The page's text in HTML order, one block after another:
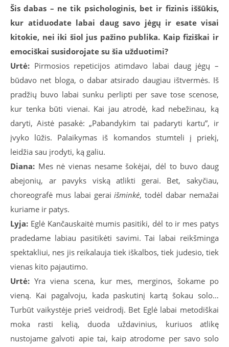
Šis dabas – ne tik psichologinis, bet ir fizinis iššūkis,
kur atiduodate labai daug savo jėgų ir esate visai
kitokie, nei iki šiol jus pažino publika. Kaip fiziškai ir
emociškai susidorojate su šia užduotimi?
Urtė: Pirmosios repeticijos atimdavo labai daug jėgų –
būdavo net bloga, o dabar atsirado daugiau ištvermės. Iš
pradžių buvo labai sunku perlipti per save tose scenose,
kur tenka būti vienai. Kai jau atrodė, kad nebežinau, ką
daryti, Aistė pasakė: „Pabandykim tai padaryti kartu”, ir
įvyko lūžis. Palaikymas iš komandos stumteli į priekį,
leidžia sau įrodyti, ką galiu.
Diana: Mes nė vienas nesame šokėjai, dėl to buvo daug
abejonių, ar pavyks viską atlikti gerai. Bet, sakyčiau,
choreografė mus labai geraiišminkė, todėl dabar nemažai
kuriame ir patys.
Lyja: Eglė Kančauskaitė mumis pasitiki, dėl to ir mes patys
pradedame labiau pasitikėti savimi. Tai labai reikšminga
spektakliui, nes jis reikalauja tiek iškalbos, tiek judesio, tiek
vienas kito pajautimo.
Urtė: Yra viena scena, kur mes, merginos, šokame po
vieną. Kai pagalvoju, kada paskutinį kartą šokau solo…
Turbūt vaikystėje prieš veidrodį. Bet Eglė labai metodiškai
moka rasti kelią, duoda uždavinius, kuriuos atlikę
nustojame galvoti apie tai, kaip atrodome per savo solo